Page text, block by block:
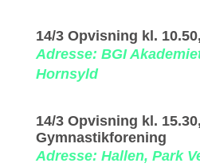
14/3 Opvisning kl.
Adresse: BGI
Hornsyld
14/3 Opvisning kl.
Gymnastikforening
Adresse: Hallen, Park